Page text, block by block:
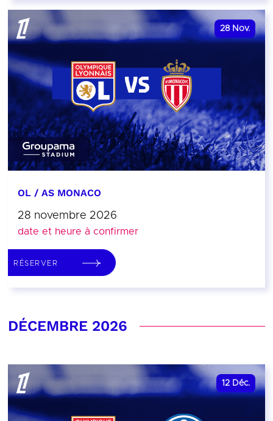
28 Nov.
OL / AS MONACO
28 novembre 2026
date et heure à confirmer
RÉSERVER
DÉCEMBRE 2026
12 Déc.